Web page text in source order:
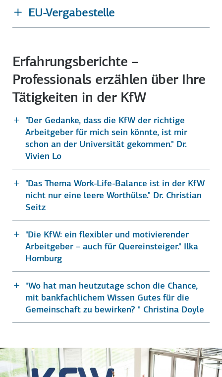
EU-Vergabestelle
Erfahrungsberichte –
Professionals erzählen über Ihre
Tätigkeiten in der KfW
"Der Gedanke, dass die KfW der richtige
Arbeitgeber für mich sein könnte, ist mir
schon an der Universität gekommen." Dr.
Vivien Lo
"Das Thema Work-Life-Balance ist in der KfW
nicht nur eine leere Worthülse." Dr. Christian
Seitz
"Die KfW: ein flexibler und motivierender
Arbeitgeber – auch für Quereinsteiger." Ilka
Homburg
"Wo hat man heutzutage schon die Chance,
mit bankfachlichem Wissen Gutes für die
Gemeinschaft zu bewirken? " Christina Doyle